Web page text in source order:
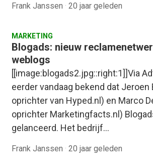
Frank Janssen · 20 jaar geleden
MARKETING
Blogads: nieuw
weblogs
[[image:blogads2.jpg::right:1]]Via
eerder vandaag bekend dat Jeroen
oprichter van Hyped.nl) en Marco
oprichter Marketingfacts.nl)
gelanceerd. Het bedrijf…
Frank Janssen · 20 jaar geleden